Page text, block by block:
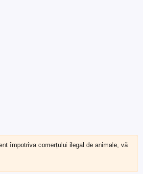
împotriva comerțului ilegal de animale, vă